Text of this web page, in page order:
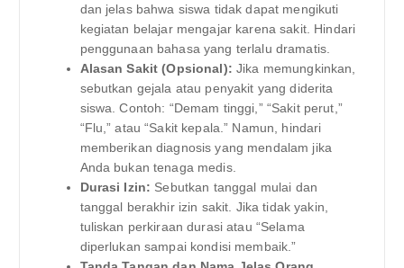
dan jelas bahwa siswa tidak dapat mengikuti
kegiatan belajar mengajar karena sakit. Hindari
penggunaan bahasa yang terlalu dramatis.
Alasan Sakit (Opsional): Jika memungkinkan,
sebutkan gejala atau penyakit yang diderita
siswa. Contoh: “Demam tinggi,” “Sakit perut,”
“Flu,” atau “Sakit kepala.” Namun, hindari
memberikan diagnosis yang mendalam jika
Anda bukan tenaga medis.
Durasi Izin: Sebutkan tanggal mulai dan
tanggal berakhir izin sakit. Jika tidak yakin,
tuliskan perkiraan durasi atau “Selama
diperlukan sampai kondisi membaik.”